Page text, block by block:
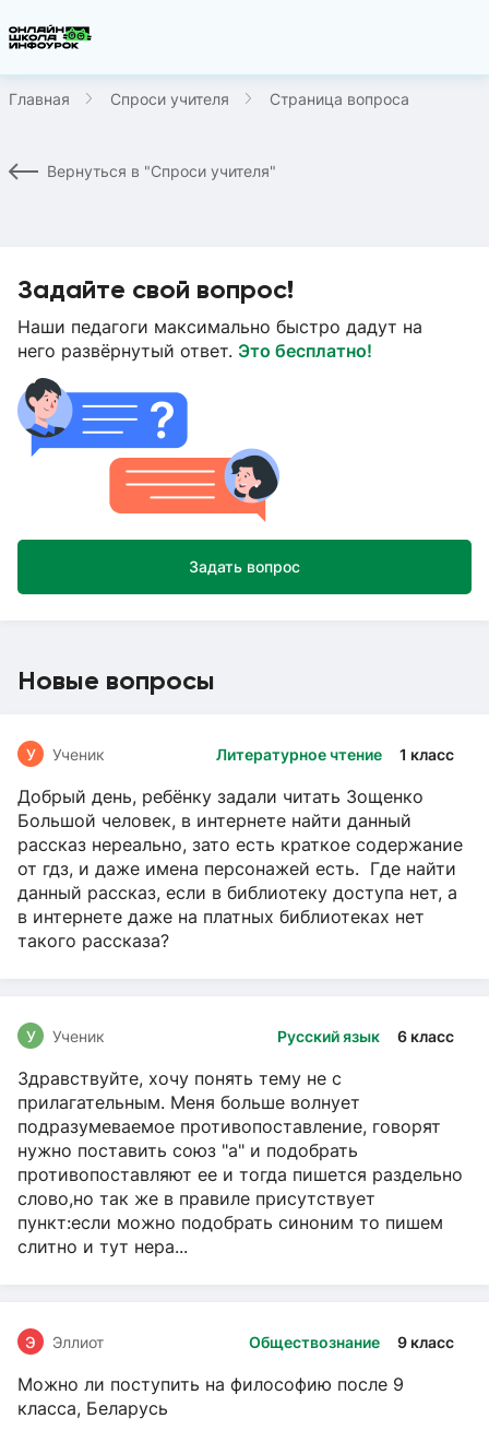
Главная Спроси учителя Страница вопроса
Вернуться в "Спроси учителя"
Задайте свой вопрос!
Наши педагоги максимально быстро дадут на
него развёрнутый ответ. Это бесплатно!
Задать вопрос
Новые вопросы
Литературное чтение 1 класс
У Ученик
Добрый день, ребёнку задали читать Зощенко
Большой человек, в интернете найти данный
рассказ нереально, зато есть краткое содержание
от гдз, и даже имена персонажей есть. Где найти
данный рассказ, если в библиотеку доступа нет, а
в интернете даже на платных библиотеках нет
такого рассказа?
Русский язык 6 класс
У Ученик
Здравствуйте, хочу понять тему не с
прилагательным. Меня больше волнует
подразумеваемое противопоставление, говорят
нужно поставить союз "а" и подобрать
противопоставляют ее и тогда пишется раздельно
слово,но так же в правиле присутствует
пункт:если можно подобрать синоним то пишем
слитно и тут нера...
Обществознание 9 класс
Э Эллиот
Можно ли поступить на философию после 9
класса, Беларусь